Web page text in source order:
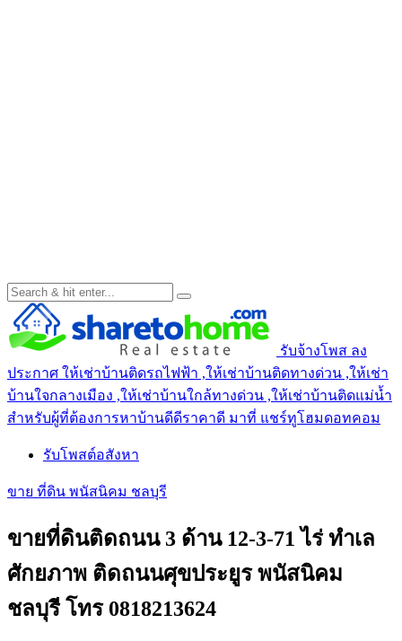
รับจ้างโพส ลง
ประกาศ ให้เช่าบ้านติดรถไฟฟ้า ,ให้เช่าบ้านติดทางด่วน ,ให้เช่า
บ้านใจกลางเมือง ,ให้เช่าบ้านใกล้ทางด่วน ,ให้เช่าบ้านติดแม่น้ำ
สำหรับผู้ที่ต้องการหาบ้านดีดีราคาดี มาที่ แชร์ทูโฮมดอทคอม
รับโพสต์อสังหา
ขาย ที่ดิน พนัสนิคม ชลบุรี
ขายที่ดินติดถนน 3 ด้าน 12-3-71 ไร่ ทำเล
ศักยภาพ ติดถนนศุขประยูร พนัสนิคม
ชลบุรี โทร 0818213624